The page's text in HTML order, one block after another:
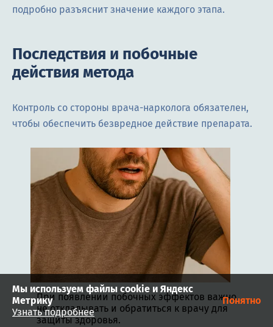
подробно разъяснит значение каждого этапа.
Последствия и побочные
действия метода
Контроль со стороны врача-нарколога обязателен,
чтобы обеспечить безвредное действие препарата.
При появлении побочных эффектов важно
не откладывать и обратиться к врачу для
защиты здоровья.
Мы используем файлы cookie и Яндекс
Метрику
Узнать подробнее
Понятно